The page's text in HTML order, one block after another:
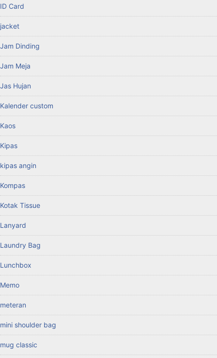
ID Card
jacket
Jam Dinding
Jam Meja
Jas Hujan
Kalender custom
Kaos
Kipas
kipas angin
Kompas
Kotak Tissue
Lanyard
Laundry Bag
Lunchbox
Memo
meteran
mini shoulder bag
mug classic